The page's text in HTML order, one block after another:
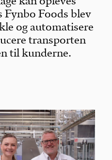
Fynbo Foods blev
og automatisere
transporten
til kunderne.